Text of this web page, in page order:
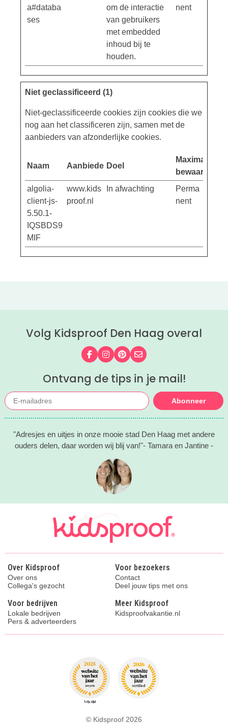
a#databa
ses
om de interactie
van gebruikers
met embedded
inhoud bij te
houden.
nent
Niet geclassificeerd (1)
Niet-geclassificeerde cookies zijn cookies die we
nog aan het classificeren zijn, samen met de
aanbieders van afzonderlijke cookies.
Naam Aanbieder Doel
Maximale
algolia-
client-js-
5.50.1-
IQSBDS9
MIF
www.kids
proof.nl
In afwachting
Perma
nent
Volg Kidsproof Den Haag overal
Volg ons op Facebook
Volg ons op Instagram
Volg ons op Pinterest
Mail ons
Ontvang de tips in je mail!
Abonneer
"Adresjes en uitjes in onze mooie stad Den Haag met andere
ouders delen, daar worden wij blij van!"- Tamara en Jantine -
Over Kidsproof
Over ons
Collega's gezocht
Voor bezoekers
Contact
Deel jouw tips met ons
Voor bedrijven
Lokale bedrijven
Pers & adverteerders
Meer Kidsproof
Kidsproofvakantie.nl
© Kidsproof 2026